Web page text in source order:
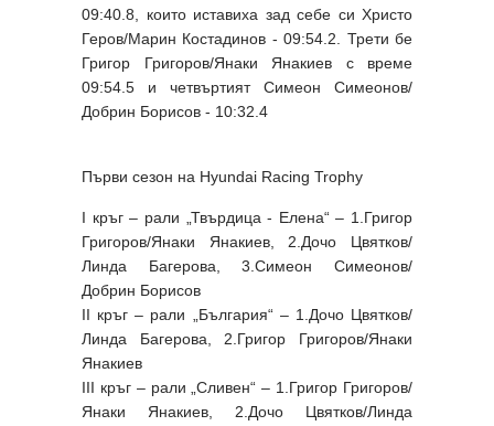
09:40.8, които иставиха зад себе си Христо
Геров/Марин Костадинов - 09:54.2. Трети бе
Григор Григоров/Янаки Янакиев с време
09:54.5 и четвъртият Симеон Симеонов/
Добрин Борисов - 10:32.4
Първи сезон на Hyundai Racing Trophy
I кръг – рали „Твърдица - Елена“ – 1.Григор
Григоров/Янаки Янакиев, 2.Дочо Цвятков/
Линда Багерова, 3.Симеон Симеонов/
Добрин Борисов
II кръг – рали „България“ – 1.Дочо Цвятков/
Линда Багерова, 2.Григор Григоров/Янаки
Янакиев
III кръг – рали „Сливен“ – 1.Григор Григоров/
Янаки Янакиев, 2.Дочо Цвятков/Линда